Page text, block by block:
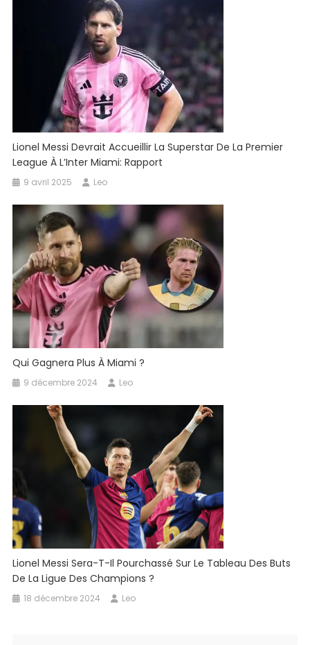
Lionel Messi Devrait Accueillir La Superstar De La Premier
League À L’Inter Miami: Rapport
9 avril 2025 Leo
Qui Gagnera Plus À Miami ?
9 décembre 2024 Leo
Lionel Messi Sera-T-Il Pourchassé Sur Le Tableau Des Buts
De La Ligue Des Champions ?
18 décembre 2024 Leo